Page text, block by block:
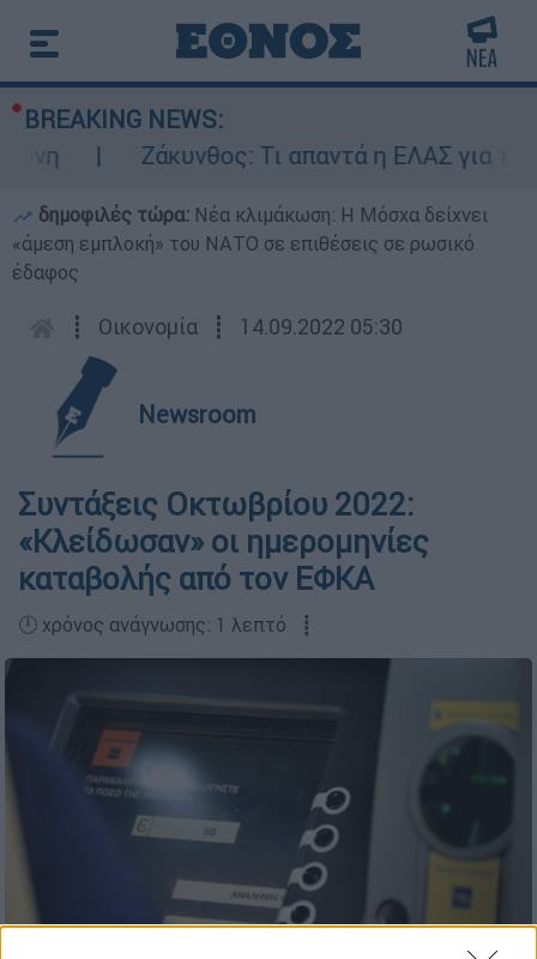
BREAKING NEWS:
Ζάκυνθος: Τι απαντά η ΕΛΑΣ για
δημοφιλές τώρα: Νέα κλιμάκωση: Η Μόσχα δείχνει
«άμεση εμπλοκή» του ΝΑΤΟ σε επιθέσεις σε ρωσικό
έδαφος
┋ Οικονομία ┋ 14.09.2022 05:30
Newsroom
Συντάξεις Οκτωβρίου 2022:
«Κλείδωσαν» οι ημερομηνίες
καταβολής από τον ΕΦΚΑ
🕛 χρόνος ανάγνωσης: 1 λεπτό ┋